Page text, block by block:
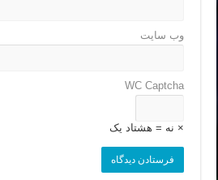
وب‌ سایت
WC Captcha
× نه = هشتاد یک